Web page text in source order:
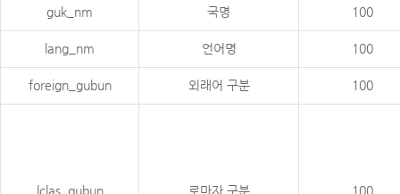
guk_nm 국명 100
lang_nm 언어명 100
foreign_gubun 외래어 구분 100
lclas_gubun 로마자 구분 100